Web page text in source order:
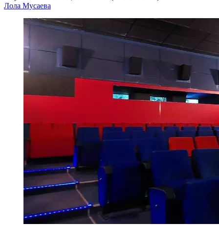
Лола Мусаева